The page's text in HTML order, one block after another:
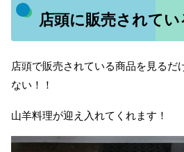
店頭に販売されてい
店頭で販売されている商品を見るだ
ない！！
山羊料理が迎え入れてくれます！